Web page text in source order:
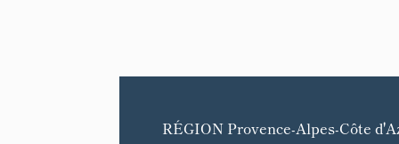
RÉGION Provence-Alpes-Côte